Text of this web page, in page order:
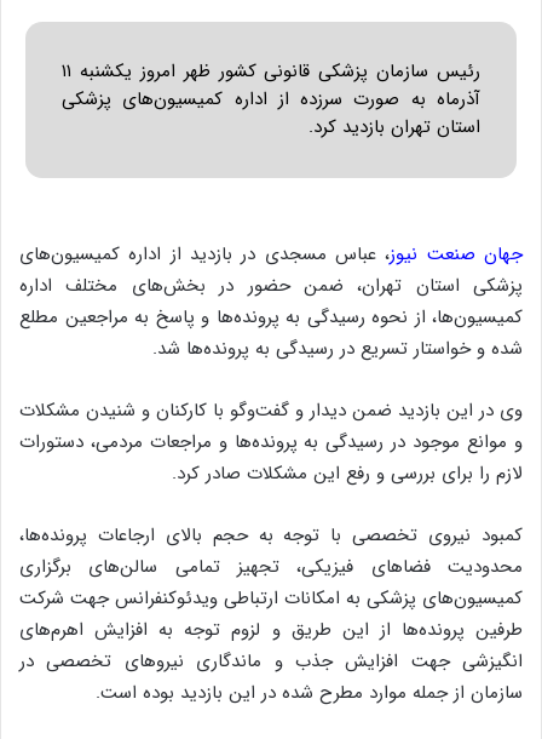
رئیس سازمان پزشکی قانونی کشور ظهر امروز یکشنبه ۱۱
آذرماه به صورت سرزده از اداره کمیسیون‌های پزشکی
استان تهران بازدید کرد.
جهان صنعت نیوز، عباس مسجدی در بازدید از اداره کمیسیون‌های
پزشکی استان تهران، ضمن حضور در بخش‌های مختلف اداره
کمیسیون‌ها، از نحوه رسیدگی به پرونده‌ها و پاسخ به مراجعین مطلع
شده و خواستار تسریع در رسیدگی به پرونده‌ها شد.
وی در این بازدید ضمن دیدار و گفت‌و‌گو با کارکنان و شنیدن مشکلات
و موانع موجود در رسیدگی به پرونده‌ها و مراجعات مردمی، دستورات
لازم را برای بررسی و رفع این مشکلات صادر کرد.
کمبود نیروی تخصصی با توجه به حجم بالای ارجاعات پرونده‌ها،
محدودیت فضا‌های فیزیکی، تجهیز تمامی سالن‌های برگزاری
کمیسیون‌های پزشکی به امکانات ارتباطی ویدئوکنفرانس جهت شرکت
طرفین پرونده‌ها از این طریق و لزوم توجه به افزایش اهرم‌های
انگیزشی جهت افزایش جذب و ماندگاری نیرو‌های تخصصی در
سازمان از جمله موارد مطرح شده در این بازدید بود‌ه است.